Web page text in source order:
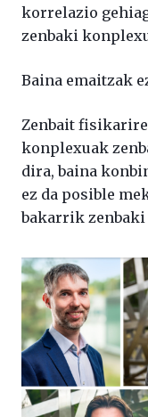
korrelazio
zenbaki
Baina emaitzak
Zenbait
konplexuak
dira, baina
ez da posible
bakarrik